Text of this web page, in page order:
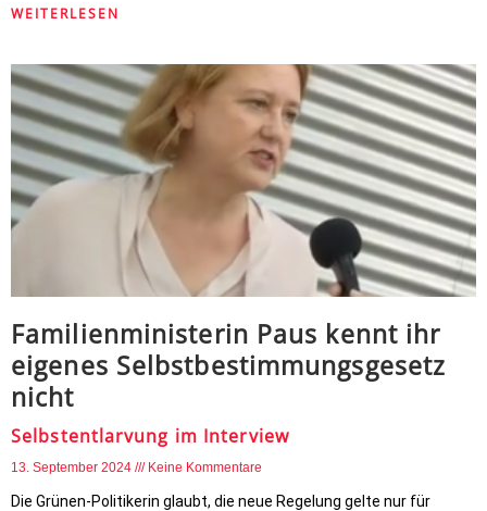
WEITERLESEN
Familienministerin Paus kennt ihr
eigenes Selbstbestimmungsgesetz
nicht
Selbstentlarvung im Interview
13. September 2024 Keine Kommentare
Die Grünen-Politikerin glaubt, die neue Regelung gelte nur für